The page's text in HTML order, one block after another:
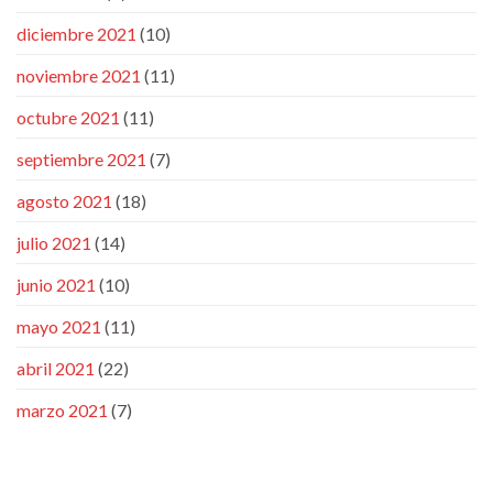
diciembre 2021 (10)
noviembre 2021 (11)
octubre 2021 (11)
septiembre 2021 (7)
agosto 2021 (18)
julio 2021 (14)
junio 2021 (10)
mayo 2021 (11)
abril 2021 (22)
marzo 2021 (7)